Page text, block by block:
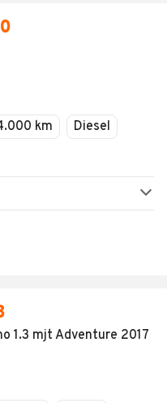
km
Diesel
1.3 mjt Adventure 2017